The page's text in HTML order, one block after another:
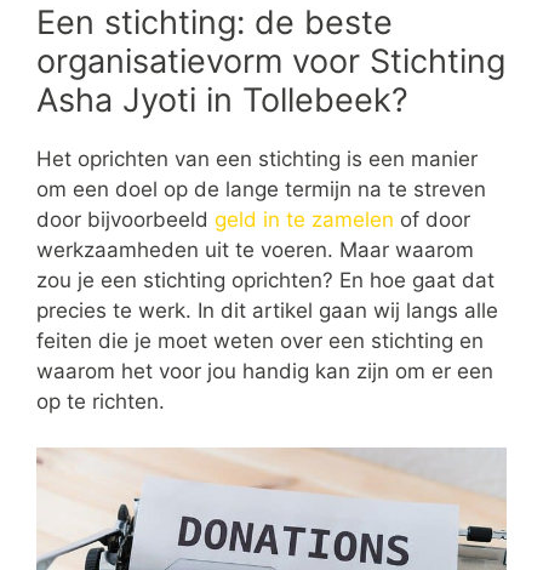
Een stichting: de beste
organisatievorm voor Stichting
Asha Jyoti in Tollebeek?
Het oprichten van een stichting is een manier
om een doel op de lange termijn na te streven
door bijvoorbeeld geld in te zamelen of door
werkzaamheden uit te voeren. Maar waarom
zou je een stichting oprichten? En hoe gaat dat
precies te werk. In dit artikel gaan wij langs alle
feiten die je moet weten over een stichting en
waarom het voor jou handig kan zijn om er een
op te richten.